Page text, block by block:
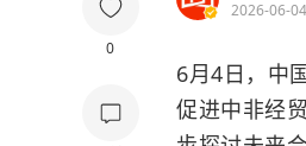
0
2026-06-
6月4日，中
促进中非经